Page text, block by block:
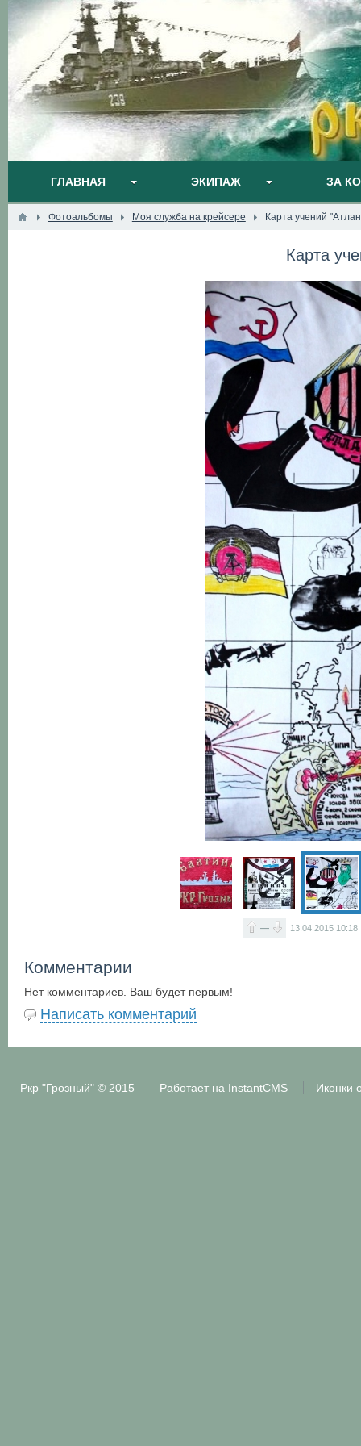
ГЛАВНАЯ ЭКИПАЖ ЗА
Фотоальбомы Моя служба на крейсере Карта учений
Карта
— 13.04.2015 10:18
Комментарии
Нет комментариев. Ваш будет первым!
Написать комментарий
Ркр "Грозный"© 2015 Работает на InstantCMS Иконки